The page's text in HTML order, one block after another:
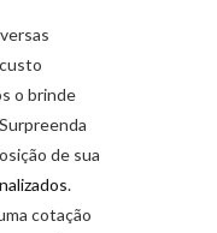
o brinde
de sua
.
cotação